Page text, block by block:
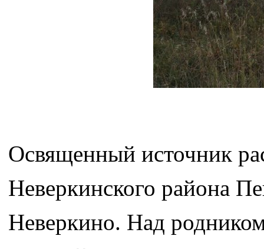
Освященный источник
Неверкинского района
Неверкино. Над